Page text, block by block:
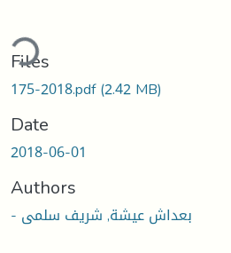
Files
175-2018.pdf(2.42 MB)
Date
2018-06-01
Authors
- بعداش عيشة, شريف سلمى